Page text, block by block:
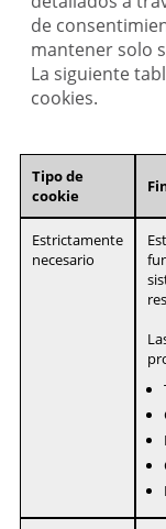
de
mantener solo
La siguiente
cookies.
Tipo de
cookie
Estrictamente
necesario